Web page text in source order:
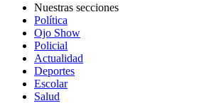
Nuestras secciones
Política
Ojo Show
Policial
Actualidad
Deportes
Escolar
Salud